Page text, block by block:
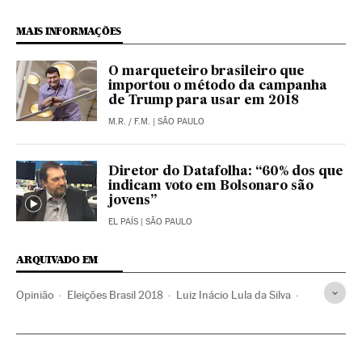
MAIS INFORMAÇÕES
O marqueteiro brasileiro que
importou o método da campanha
de Trump para usar em 2018
M.R. / F.M. | SÃO PAULO
Diretor do Datafolha: “60% dos que
indicam voto em Bolsonaro são
jovens”
EL PAÍS | SÃO PAULO
ARQUIVADO EM
Opinião Eleições Brasil 2018 Luiz Inácio Lula da Silva